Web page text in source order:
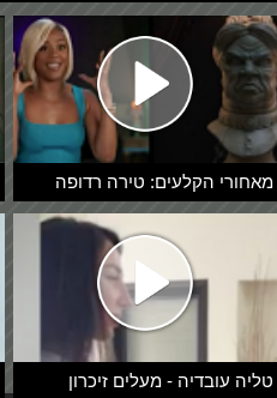
מאחורי הקלעים: טירה רדופה
טליה עובדיה - מעלים זיכרון